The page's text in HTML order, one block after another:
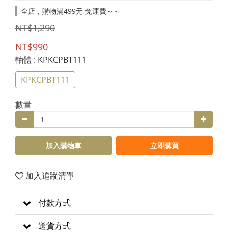
全店，購物滿499元 免運費～～
NT$1,290
NT$990
軸體 : KPKCPBT111
KPKCPBT111
數量
加入購物車 立即購買
加入追蹤清單
付款方式
送貨方式